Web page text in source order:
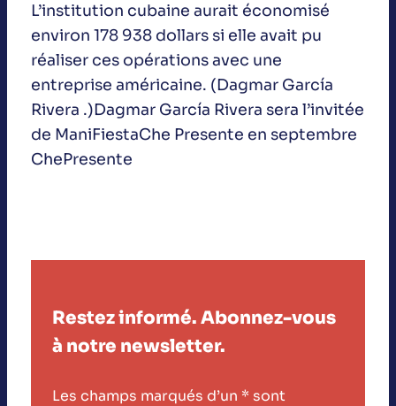
L’institution cubaine aurait économisé
environ 178 938 dollars si elle avait pu
réaliser ces opérations avec une
entreprise américaine. (Dagmar García
Rivera .)Dagmar García Rivera sera l’invitée
de ManiFiestaChe Presente en septembre
ChePresente
Restez informé. Abonnez-vous
à notre newsletter.
Les champs marqués d’un * sont